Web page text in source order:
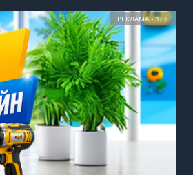
РЕКЛАМА • 18+